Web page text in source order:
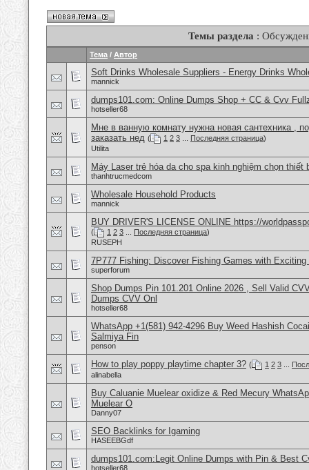
Темы раздела :
Тема / Автор
Soft Drinks Wholesale Suppliers - Energy Drinks
mannick
dumps101.com: Online Dumps Shop + CC & Cvv
hotseller68
Мне в ванную комнату нужна новая сантехника ,
заказать нед ( 1 2 3 Последняя страница)
Utilita
Máy Laser trẻ hóa da cho spa kinh nghiệm chọn thiết
thanhtrucmedcom
Wholesale Household Products
mannick
BUY DRIVER'S LICENSE ONLINE https://
( 1 2 3 Последняя страница)
RUSEPH
7P777 Fishing: Discover Fishing Games with
superforum
Shop Dumps Pin 101.201 Online 2026 , Sell Valid
Dumps CVV Onl
hotseller68
WhatsApp +1(581) 942-4296 Buy Weed Hashish
Salmiya Fin
penson
How to play poppy playtime chapter 3? ( 1 2 3
alinabella
Buy Caluanie Muelear oxidize & Red Mecury
Muelear O
Danny07
SEO Backlinks for Igaming
HASEEBGdf
dumps101.com:Legit Online Dumps with Pin & Best
hotseller68